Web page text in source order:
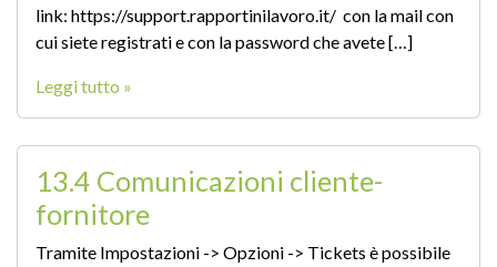
link: https://support.rapportinilavoro.it/ con la mail con
cui siete registrati e con la password che avete […]
Leggi tutto »
13.4 Comunicazioni cliente-
fornitore
Tramite Impostazioni -> Opzioni -> Tickets è possibile